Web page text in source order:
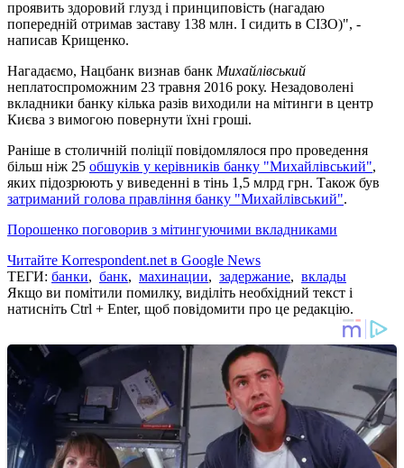
проявить здоровий глузд і принциповість (нагадаю
попередній отримав заставу 138 млн. І сидить в СІЗО)", -
написав Крищенко.
Нагадаємо, Нацбанк визнав банк Михайлівський
неплатоспроможним 23 травня 2016 року. Незадоволені
вкладники банку кілька разів виходили на мітинги в центр
Києва з вимогою повернути їхні гроші.
Раніше в столичній поліції повідомлялося про проведення
більш ніж 25 обшуків у керівників банку "Михайлівський",
яких підозрюють у виведенні в тінь 1,5 млрд грн. Також був
затриманий голова правління банку "Михайлівський".
Порошенко поговорив з мітингуючими вкладниками
Читайте Korrespondent.net в Google News
ТЕГИ: банки, банк, махинации, задержание, вклады
Якщо ви помітили помилку, виділіть необхідний текст і
натисніть Ctrl + Enter, щоб повідомити про це редакцію.